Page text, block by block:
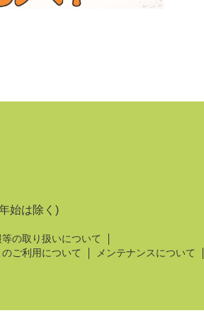
始は除く)
の取り扱いについて
ご利用について
メンテナンスについて